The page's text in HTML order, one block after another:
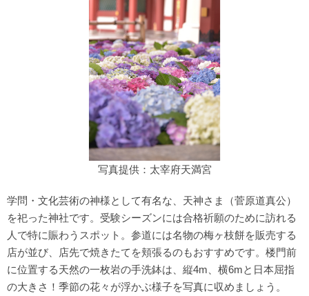
写真提供：太宰府天満宮
学問・文化芸術の神様として有名な、天神さま（菅原道真公）
を祀った神社です。受験シーズンには合格祈願のために訪れる
人で特に賑わうスポット。参道には名物の梅ヶ枝餅を販売する
店が並び、店先で焼きたてを頬張るのもおすすめです。楼門前
に位置する天然の一枚岩の手洗鉢は、縦4m、横6mと日本屈指
の大きさ！季節の花々が浮かぶ様子を写真に収めましょう。